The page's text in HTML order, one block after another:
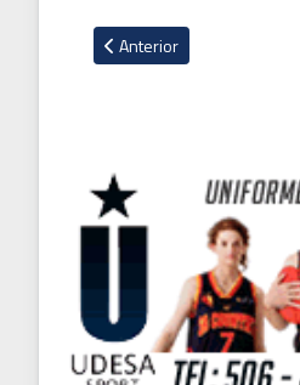
Artículo anterior: Pedro
Anterior